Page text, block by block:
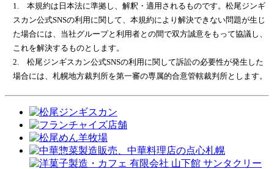
1. 本規約は日本法に準拠し、解釈・適用されるものです。松尾ジンギ
スカン公式SNSの利用に関して、本規約により解決できない問題が生じ
た場合には、当社グループと利用者との間で双方誠意をもって協議し、
これを解決するものとします。
2. 松尾ジンギスカン公式SNSの利用に関して訴訟の必要性が発生した
場合には、札幌地方裁判所を第一審の専属的合意管轄裁判所とします。